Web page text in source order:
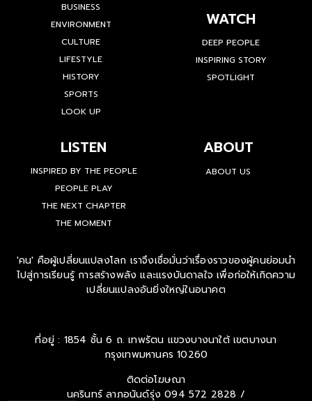
BUSINESS
ENVIRONMENT
CULTURE
LIFESTYLE
HISTORY
SPORTS
LOOK UP
WATCH
DEEP PEOPLE
INSPIRING STORY
SPOTLIGHT
LISTEN
INSPIRED BY THE PEOPLE
PEOPLE PLAY
THE NEXT CHAPTER
THE MOMENT
ABOUT
ABOUT US
'คน' คือผู้เปลี่ยนแปลงโลก เราจึงเชื่อมั่นว่าเรื่องราวของผู้คนย่อมนำ
ไปสู่การเรียนรู้ การสร้างพลัง และแรงบันดาลใจ เพื่อก่อให้เกิดความ
เปลี่ยนแปลงอันยิ่งใหญ่ในอนาคต
ที่อยู่ : 1854 ชั้น 6 ถ. เทพรัตน แขวงบางนาใต้ เขตบางนา
กรุงเทพมหานคร 10260
ติดต่อโฆษณา
นครินทร์ ลาภอนันด์รุ่ง 094 572 2828 /